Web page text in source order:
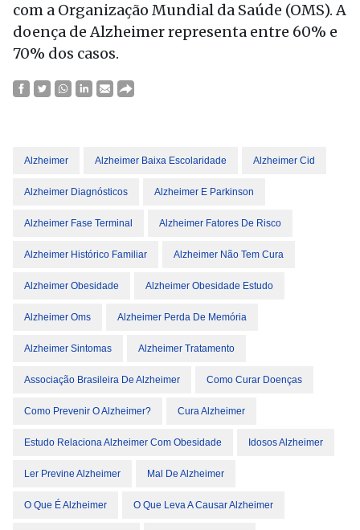
com a Organização Mundial da Saúde (OMS). A
doença de Alzheimer representa entre 60% e
70% dos casos.
Alzheimer Alzheimer Baixa Escolaridade Alzheimer Cid
Alzheimer Diagnósticos Alzheimer E Parkinson
Alzheimer Fase Terminal Alzheimer Fatores De Risco
Alzheimer Histórico Familiar Alzheimer Não Tem Cura
Alzheimer Obesidade Alzheimer Obesidade Estudo
Alzheimer Oms Alzheimer Perda De Memória
Alzheimer Sintomas Alzheimer Tratamento
Associação Brasileira De Alzheimer Como Curar Doenças
Como Prevenir O Alzheimer? Cura Alzheimer
Estudo Relaciona Alzheimer Com Obesidade Idosos Alzheimer
Ler Previne Alzheimer Mal De Alzheimer
O Que É Alzheimer O Que Leva A Causar Alzheimer